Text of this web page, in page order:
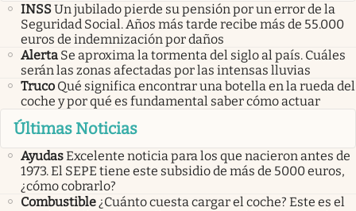
INSSUn jubilado pierde su pensión por un error de la
Seguridad Social. Años más tarde recibe más de 55.000
euros de indemnización por daños
Alerta Se aproxima la tormenta del siglo al país. Cuáles
serán las zonas afectadas por las intensas lluvias
Truco Qué significa encontrar una botella en la rueda del
coche y por qué es fundamental saber cómo actuar
Últimas Noticias
AyudasExcelente noticia para los que nacieron antes de
1973. El SEPE tiene este subsidio de más de 5000 euros,
¿cómo cobrarlo?
Combustible¿Cuánto cuesta cargar el coche? Este es el